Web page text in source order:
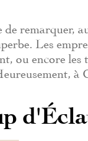
de remarquer,
Les
ou encore les
à